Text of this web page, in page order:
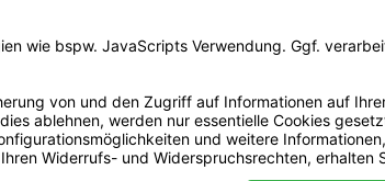
Mehrwertsteuer zzgl. evtl.Versandkosten und ggf.